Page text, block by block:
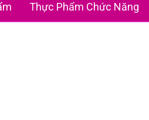
Thực Phẩm Chức Năng